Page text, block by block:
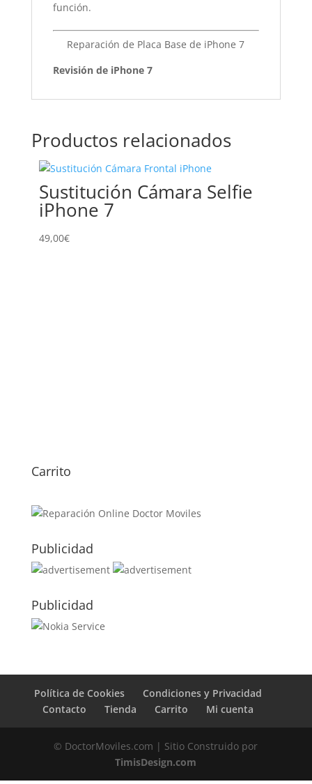
función.
Reparación de Placa Base de iPhone 7
Revisión de iPhone 7
Productos relacionados
Sustitución Cámara Selfie
iPhone 7
49,00€
Carrito
Publicidad
Publicidad
Política de Cookies
Condiciones y Privacidad
Contacto
Tienda Carrito Mi cuenta
© DoctorMoviles.com | Sitio Construido por
TimisDesign.com